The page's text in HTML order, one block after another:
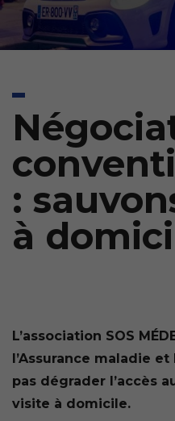
:
à
L’association SOS
l’Assurance maladie
pas dégrader l’accès
visite à domicile.